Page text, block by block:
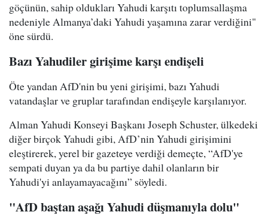
göçünün, sahip oldukları Yahudi karşıtı toplumsallaşma
nedeniyle Almanya’daki Yahudi yaşamına zarar verdiğini"
öne sürdü.
Bazı Yahudiler girişime karşı endişeli
Öte yandan AfD'nin bu yeni girişimi, bazı Yahudi
vatandaşlar ve gruplar tarafından endişeyle karşılanıyor.
Alman Yahudi Konseyi Başkanı Joseph Schuster, ülkedeki
diğer birçok Yahudi gibi, AfD’nin Yahudi girişimini
eleştirerek, yerel bir gazeteye verdiği demeçte, “AfD'ye
sempati duyan ya da bu partiye dahil olanların bir
Yahudi'yi anlayamayacağını” söyledi.
"AfD baştan aşağı Yahudi düşmanıyla dolu"